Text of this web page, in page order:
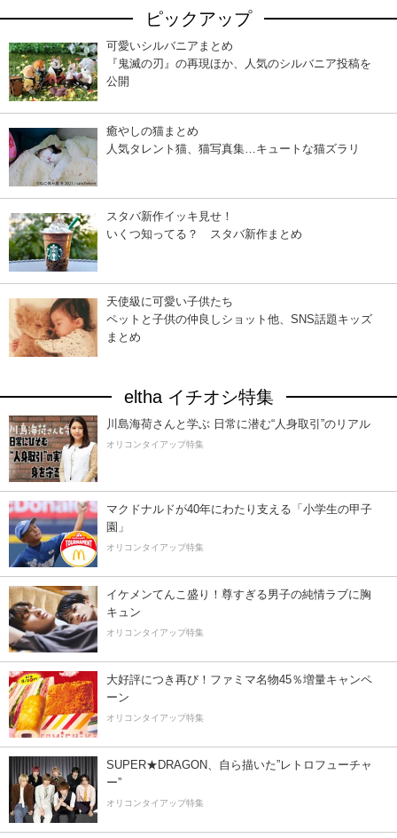
ピックアップ
可愛いシルバニアまとめ
『鬼滅の刃』の再現ほか、人気のシルバニア投稿を
公開
癒やしの猫まとめ
人気タレント猫、猫写真集…キュートな猫ズラリ
スタバ新作イッキ見せ！
いくつ知ってる？ スタバ新作まとめ
天使級に可愛い子供たち
ペットと子供の仲良しショット他、SNS話題キッズ
まとめ
eltha イチオシ特集
川島海荷さんと学ぶ 日常に潜む“人身取引”のリアル
オリコンタイアップ特集
マクドナルドが40年にわたり支える「小学生の甲子
園」
オリコンタイアップ特集
イケメンてんこ盛り！尊すぎる男子の純情ラブに胸
キュン
オリコンタイアップ特集
大好評につき再び！ファミマ名物45％増量キャンペ
ーン
オリコンタイアップ特集
SUPER★DRAGON、自ら描いた”レトロフューチャ
ー”
オリコンタイアップ特集